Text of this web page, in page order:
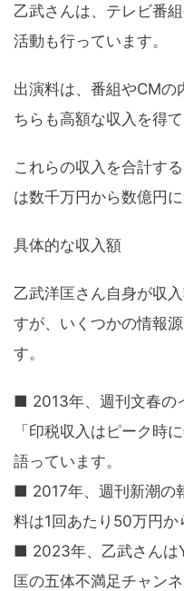
乙武さんは、テレビ番
活動も行っています。
出演料は、番組やCMの
ちらも高額な収入を得
これらの収入を合計す
は数千万円から数億円
具体的な収入額
乙武洋匡さん自身が収
すが、いくつかの情報
す。
■ 2013年、週刊文春の
「印税収入はピーク時
語っています。
■ 2017年、週刊新潮の
料は1回あたり50万円か
■ 2023年、乙武さんは
匡の五体不満足チャン